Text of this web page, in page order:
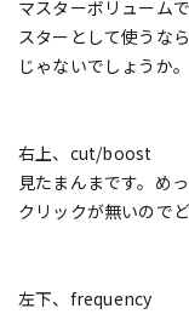
マスターボリューム
スターとして使うな
じゃないでしょうか。
右上、cut/boost
見たまんまです。め
クリックが無いので
左下、frequency